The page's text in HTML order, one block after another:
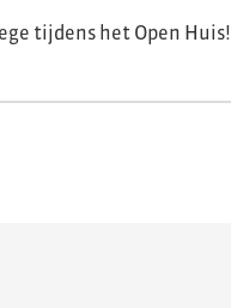
tijdens het Open Huis!